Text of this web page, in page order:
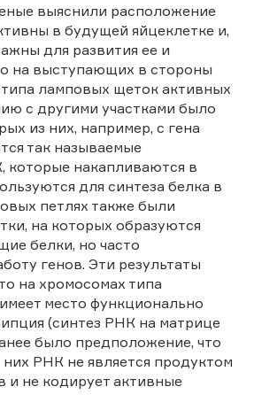
выяснили расположение
в будущей яйцеклетке и,
для развития ее и
на выступающих в стороны
ламповых щеток активных
с другими участками было
из них, например, с гена
так называемые
которые накапливаются в
для синтеза белка в
петлях также были
на которых образуются
белки, но часто
генов. Эти результаты
на хромосомах типа
место функционально
(синтез РНК на матрице
было предположение, что
РНК не является продуктом
и не кодирует активные